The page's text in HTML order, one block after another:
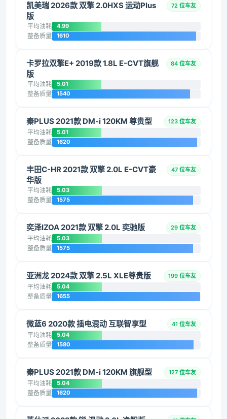
凯美瑞 2026款 双擎 2.0HXS 运动Plus
版
72 位车友
平均油耗 4.99
整备质量 1610
卡罗拉双擎E+ 2019款 1.8L E-CVT旗舰
版
84 位车友
平均油耗 5.01
整备质量 1540
秦PLUS 2021款 DM-i 120KM 尊贵型 123 位车友
平均油耗 5.01
整备质量 1620
丰田C-HR 2021款 双擎 2.0L E-CVT豪
华版
47 位车友
平均油耗 5.03
整备质量 1575
奕泽IZOA 2021款 双擎 2.0L 奕驰版 29 位车友
平均油耗 5.03
整备质量 1575
亚洲龙 2024款 双擎 2.5L XLE尊贵版 199 位车友
平均油耗 5.04
整备质量 1655
微蓝6 2020款 插电混动 互联智享型 41 位车友
平均油耗 5.04
整备质量 1580
秦PLUS 2021款 DM-i 120KM 旗舰型 127 位车友
平均油耗 5.04
整备质量 1620